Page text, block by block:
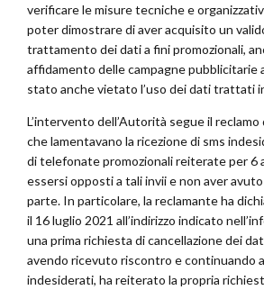
verificare le misure tecniche e
poter dimostrare di aver acquisito un
trattamento dei dati a fini promozionali,
affidamento delle campagne pubblicitarie
stato anche vietato l’uso dei dati trattati
L’intervento dell’Autorità segue il
che lamentavano la ricezione di sms
di telefonate promozionali reiterate per 6
essersi opposti a tali invii e non aver
parte. In particolare, la reclamante ha
il 16 luglio 2021 all’indirizzo indicato
una prima richiesta di cancellazione dei
avendo ricevuto riscontro e continuando
indesiderati, ha reiterato la propria